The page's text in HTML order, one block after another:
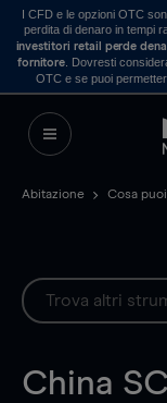
I CFD e le opzioni OTC
perdita di denaro in tempi
investitori retail perde
fornitore . Dovresti
OTC e se puoi
Abitazione Cosa
China